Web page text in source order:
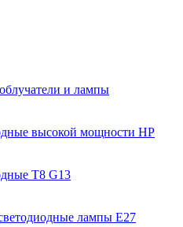
и лампы
высокой мощности HP
Т8 G13
лампы E27